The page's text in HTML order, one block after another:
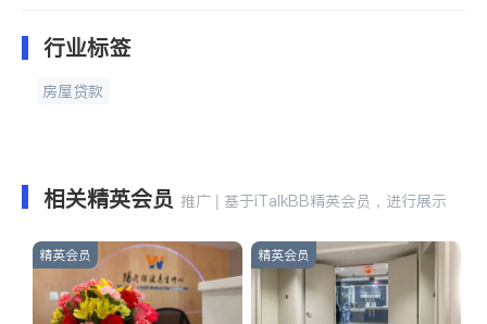
行业标签
房屋贷款
相关精英会员 推广 | 基于iTalkBB精英会员，进行展示
精英会员 精英会员